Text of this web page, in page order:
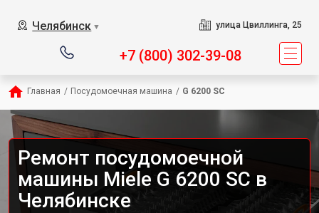
Челябинск ▼ улица Цвиллинга, 25
+7 (800) 302-39-08
Главная / Посудомоечная машина / G 6200 SC
Ремонт посудомоечной
машины Miele G 6200 SC в
Челябинске